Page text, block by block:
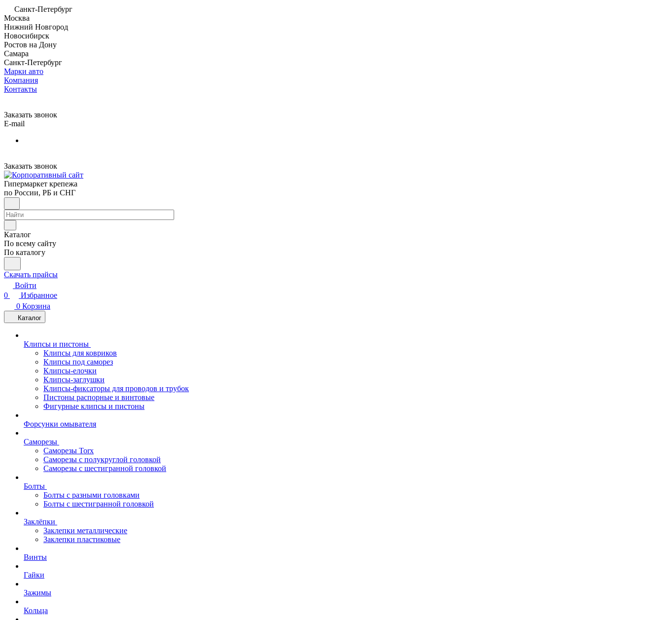
Санкт-Петербург
Москва
Нижний Новгород
Новосибирск
Ростов на Дону
Самара
Санкт-Петербург
Марки авто
Компания
Контакты
Заказать звонок
E-mail
Заказать звонок
Гипермаркет крепежа
по России, РБ и СНГ
Каталог
По всему сайту
По каталогу
Скачать прайсы
Войти
0
Избранное
0 Корзина
Каталог
Клипсы и пистоны
Клипсы для ковриков
Клипсы под саморез
Клипсы-елочки
Клипсы-заглушки
Клипсы-фиксаторы для проводов и трубок
Пистоны распорные и винтовые
Фигурные клипсы и пистоны
Форсунки омывателя
Саморезы
Саморезы Torx
Саморезы с полукруглой головкой
Саморезы с шестигранной головкой
Болты
Болты с разными головками
Болты с шестигранной головкой
Заклёпки
Заклепки металлические
Заклепки пластиковые
Винты
Гайки
Зажимы
Кольца